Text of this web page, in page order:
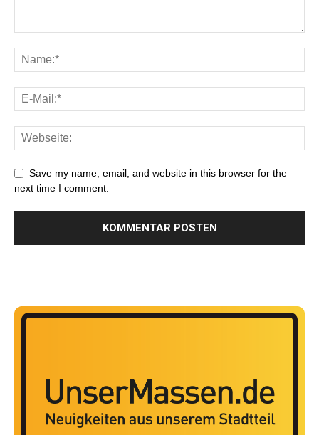
Save my name, email, and website in this browser for the
next time I comment.